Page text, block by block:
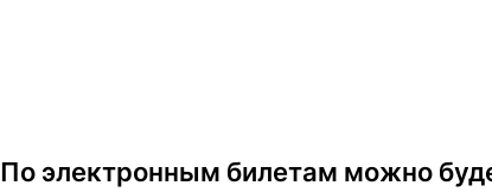
По электронным билетам можно